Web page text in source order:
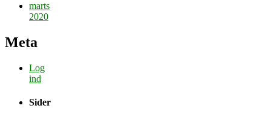
marts
2020
Meta
Log
ind
Sider